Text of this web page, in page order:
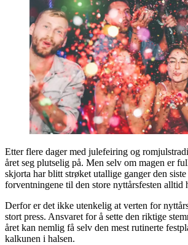
Etter flere dager med julefeiring og
året seg plutselig på. Men selv om magen er
skjorta har blitt strøket utallige ganger den
forventningene til den store nyttårsfesten alltid
Derfor er det ikke utenkelig at verten for
stort press. Ansvaret for å sette den riktige
året kan nemlig få selv den mest rutinerte
kalkunen i halsen.